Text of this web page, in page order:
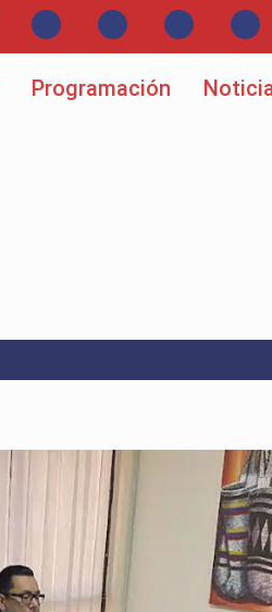
Programación